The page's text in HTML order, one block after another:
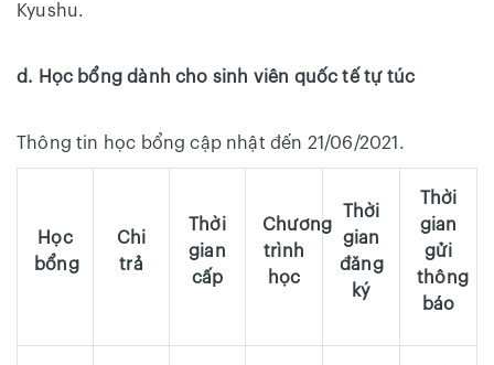
Kyushu.
d. Học bổng dành cho sinh viên quốc tế tự túc
Thông tin học bổng cập nhật đến 21/06/2021.
Học
bổng
Chi
trả
Thời
gian
cấp
Chương
trình
học
Thời
gian
đăng
ký
Thời
gian
gửi
thông
báo